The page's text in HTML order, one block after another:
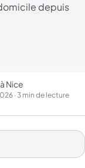
depuis
Nice
· 3 min de lecture